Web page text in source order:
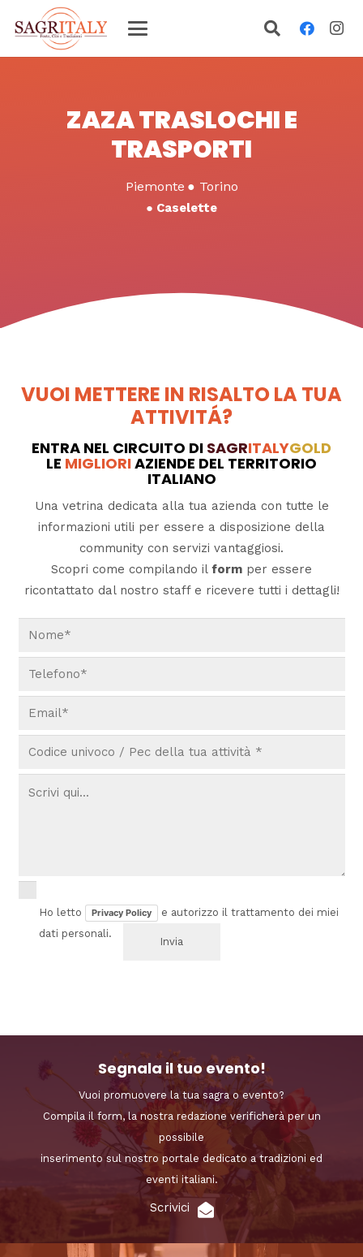
ZAZA TRASLOCHI E
TRASPORTI
Piemonte ● Torino
● Caselette
VUOI METTERE IN RISALTO LA TUA
ATTIVITÁ?
ENTRA NEL CIRCUITO DI SAGRITALYGOLD
LE MIGLIORIAZIENDE DEL TERRITORIO
ITALIANO
Una vetrina dedicata alla tua azienda con tutte le
informazioni utili per essere a disposizione della
community con servizi vantaggiosi.
Scopri come compilando il form per essere
ricontattato dal nostro staff e ricevere tutti i dettagli!
Ho letto Privacy Policy
e autorizzo il trattamento dei miei
dati personali.
Segnala il tuo evento!
Vuoi promuovere la tua sagra o evento?
Compila il form, la nostra redazione verificherà per un
possibile
inserimento sul nostro portale dedicato a tradizioni ed
eventi italiani.
Scrivici